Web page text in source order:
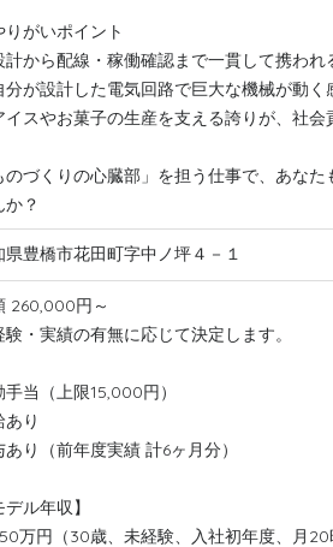
がいポイント
計から配線・稼働確認まで一貫して携わ
分が設計した電気回路で巨大な機械が動く
イスやお菓子の生産を支える誇りが、社会
のづくりの心臓部」を担う仕事で、あな
か？
県豊橋市花田町字中ノ坪４－１
260,000円～
・実績の有無に応じて決定します。
手当（上限15,000円）
あり
あり（前年度実績 計6ヶ月分）
デル年収】
万円（30歳、未経験、入社初年度、月